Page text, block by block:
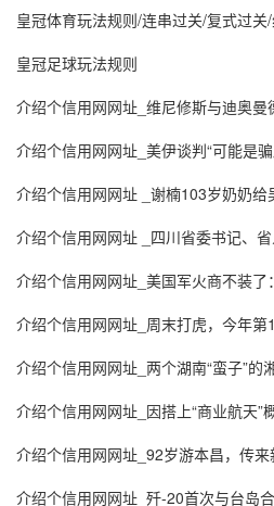
皇冠体育玩法规则/连串过关/复式过关
皇冠足球玩法规则
介绍个信用网网址_维尼修斯与迪奥曼德经纪公司
介绍个信用网网址_美伊谈判“可能是骗局”？伊媒：不参加第二
介绍个信用网网址 _谢楠103岁奶奶给吴京压岁钱！吴
介绍个信用网网址 _四川省委书记、省人大常委会主任王晓晖：牢记领袖嘱托 勇担时代
介绍个信用网网址_美国军火商不装了：如果中国歼-35真
介绍个信用网网址_周末打虎，今年第11“虎”任上被查
介绍个信用网网址_两个湖南“蛮子”的湘超赌约：结果一人
介绍个信用网网址_因搭上“商业航天”概念涨停、
介绍个信用网网址_92岁游本昌，传
介绍个信用网网址_歼-20首次与台岛合影，F-16V毫无踪迹